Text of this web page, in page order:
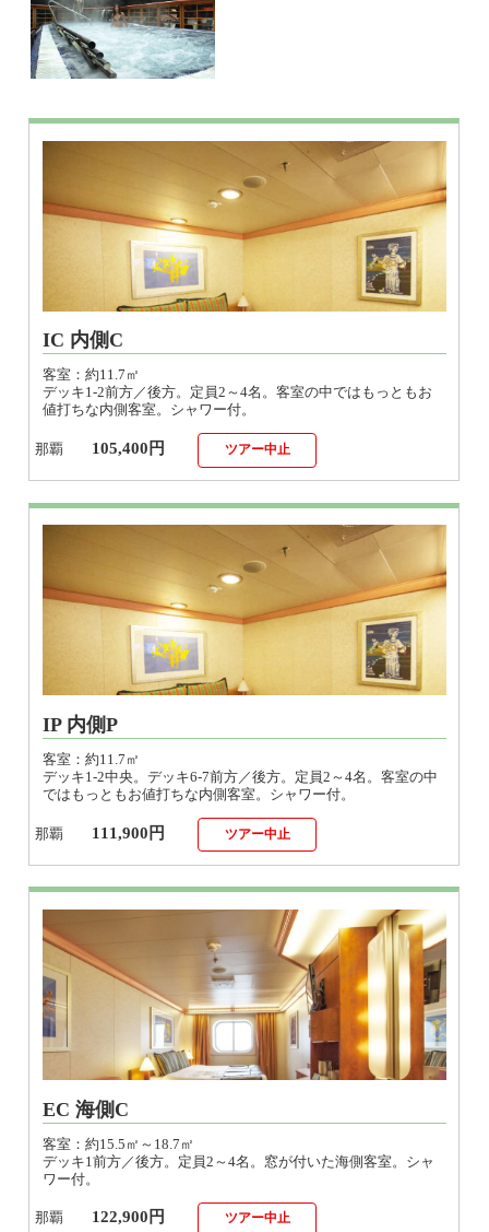
IC 内側C
客室：約11.7㎡
デッキ1-2前方／後方。定員2～4名。客室の中ではもっともお
値打ちな内側客室。シャワー付。
IP 内側P
客室：約11.7㎡
デッキ1-2中央。デッキ6-7前方／後方。定員2～4名。客室の中
ではもっともお値打ちな内側客室。シャワー付。
EC 海側C
客室：約15.5㎡～18.7㎡
デッキ1前方／後方。定員2～4名。窓が付いた海側客室。シャ
ワー付。